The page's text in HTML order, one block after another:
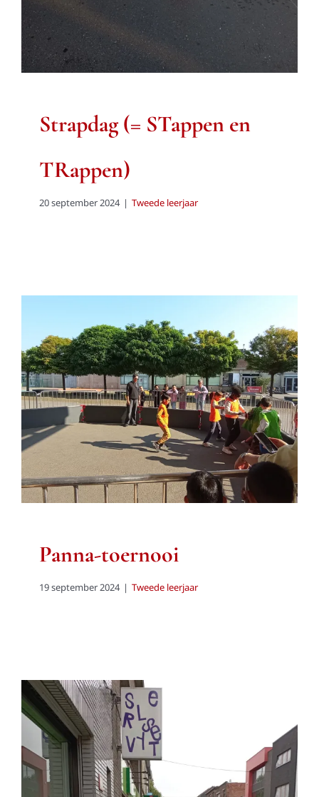
Strapdag (= STappen en
TRappen)
20 september 2024 | Tweede leerjaar
Panna-toernooi
Tweede leerjaar
Panna-toernooi
19 september 2024 | Tweede leerjaar